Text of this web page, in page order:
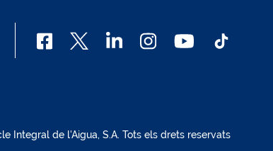
Integral de l'Aigua, S.A. Tots els drets reservats